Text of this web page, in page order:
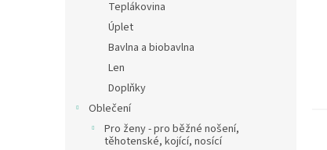
Teplákovina
Úplet
Bavlna a biobavlna
Len
Doplňky
Oblečení
Pro ženy - pro běžné nošení,
těhotenské, kojící, nosící